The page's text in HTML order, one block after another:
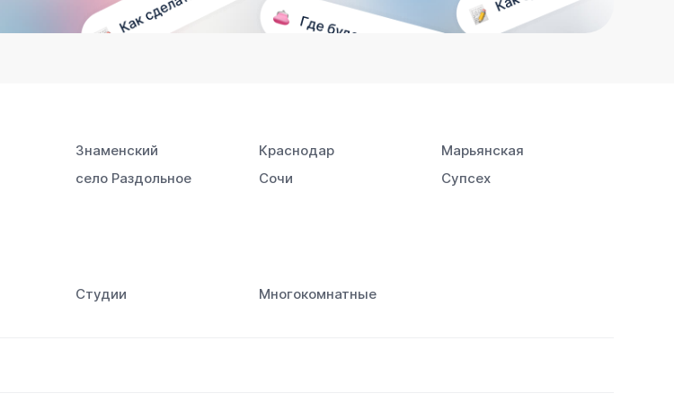
Знаменский Краснодар
Марьянская
село Раздольное Сочи
Супсех
Студии Многокомнатные